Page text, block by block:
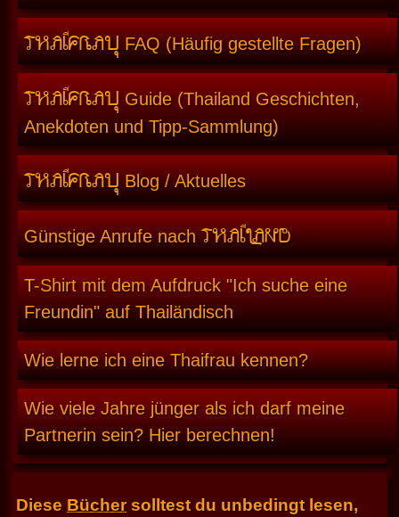
THAIFRAUFAQ (Häufig gestellte Fragen)
THAIFRAU Guide (Thailand Geschichten,
Anekdoten und Tipp-Sammlung)
THAIFRAUBlog / Aktuelles
Günstige Anrufe nachTHAILAND
T-Shirt mit dem Aufdruck "Ich suche eine
Freundin" auf Thailändisch
Wie lerne ich eine Thaifrau kennen?
Wie viele Jahre jünger als ich darf meine
Partnerin sein? Hier berechnen!
Diese Büchersolltest du unbedingt lesen,